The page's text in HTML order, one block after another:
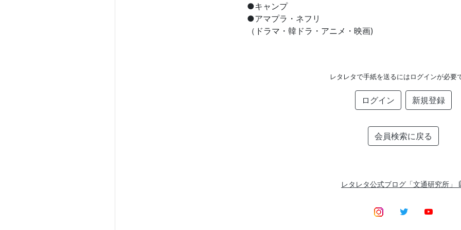
●キャンプ
●アマプラ・ネフリ
（ドラマ・韓ドラ・アニメ・映画)
レタレタで手紙を送るにはログインが必要
ログイン 新規登録
会員検索に戻る
レタレタ公式ブログ「文通研究所」